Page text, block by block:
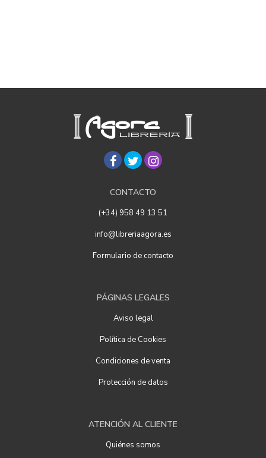
CONTACTO
(+34) 958 49 13 51
info@libreriaagora.es
Formulario de contacto
PÁGINAS LEGALES
Aviso legal
Política de Cookies
Condiciones de venta
Protección de datos
ATENCIÓN AL CLIENTE
Quiénes somos